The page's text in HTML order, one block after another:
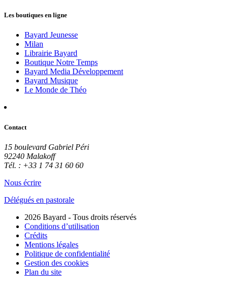
Les boutiques en ligne
Bayard Jeunesse
Milan
Librairie Bayard
Boutique Notre Temps
Bayard Media Développement
Bayard Musique
Le Monde de Théo
Contact
15 boulevard Gabriel Péri
92240 Malakoff
Tél. : +33 1 74 31 60 60
Nous écrire
Délégués en pastorale
2026 Bayard - Tous droits réservés
Conditions d’utilisation
Crédits
Mentions légales
Politique de confidentialité
Gestion des cookies
Plan du site